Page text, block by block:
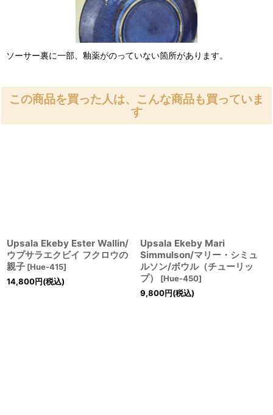
ソーサー裏に一部、釉薬がのっていない箇所があります。
この商品を買った人は、こんな商品も買っていま
す
Upsala Ekeby Ester Wallin/
ウプサラエクビイ フクロウの
親子 [Hue-415]
14,800円(税込)
Upsala Ekeby Mari
Simmulson/マリー・シミュ
ルソン/ボウル（チューリッ
プ）
[Hue-450]
9,800円(税込)